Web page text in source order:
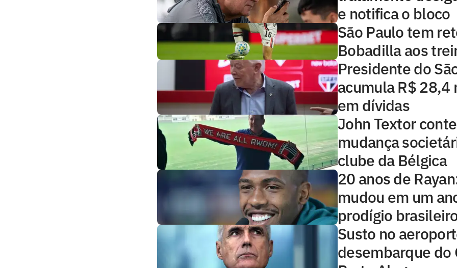
e notifica o bloco
São Paulo tem
Bobadilla aos
Presidente do
acumula R$ 28,4
em dívidas
John Textor
mudança
clube da Bélgica
20 anos de
mudou em um
prodígio
Susto no
desembarque do